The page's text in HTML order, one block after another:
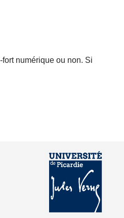
numérique ou non. Si